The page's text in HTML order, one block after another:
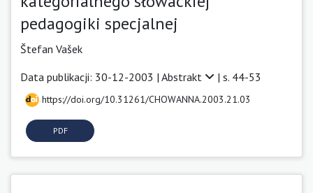
pedagogiki specjalnej
Štefan Vašek
Data publikacji: 30-12-2003 | Abstrakt | s. 44-53
https://doi.org/10.31261/CHOWANNA.2003.21.03
PDF